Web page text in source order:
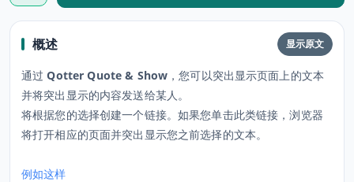
概述 显示原文
通过Qotter Quote & Show ，您可以突出显示页面上的文本
并将突出显示的内容发送给某人。
将根据您的选择创建一个链接。如果您单击此类链接，浏览器
将打开相应的页面并突出显示您之前选择的文本。
例如这样